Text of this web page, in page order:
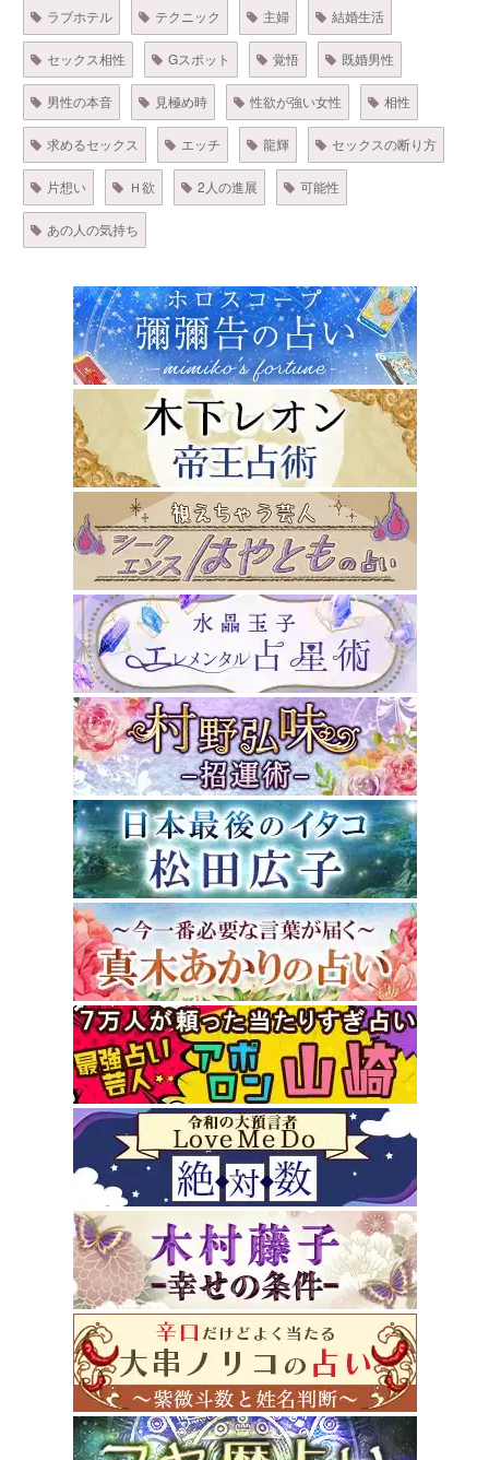
ラブホテル テクニック 主婦 結婚生活
セックス相性 Gスポット 覚悟 既婚男性
男性の本音 見極め時 性欲が強い女性 相性
求めるセックス エッチ 龍輝 セックスの断り方
片想い Ｈ欲 2人の進展 可能性
あの人の気持ち